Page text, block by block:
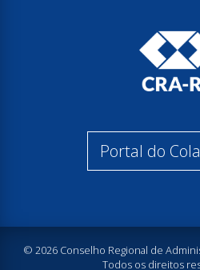
Portal do
© 2026 Conselho Regional de
Todos os direitos